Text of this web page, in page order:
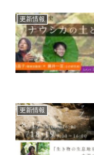
更新情報
更新情報